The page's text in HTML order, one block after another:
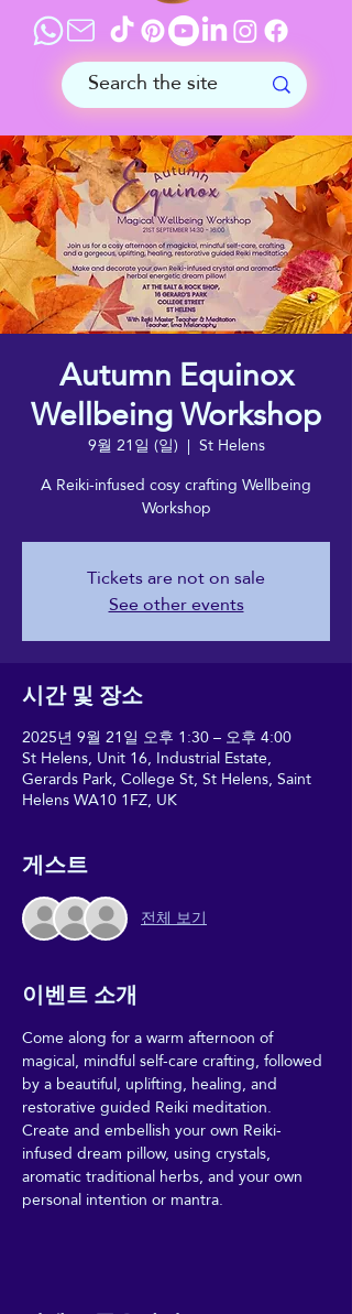
Autumn Equinox
Wellbeing Workshop
9월 21일 (일)
  |
St Helens
A Reiki-infused cosy crafting Wellbeing
Workshop
Tickets are not on sale
See other events
시간 및 장소
2025년 9월 21일 오후 1:30 – 오후 4:00
St Helens, Unit 16, Industrial Estate,
Gerards Park, College St, St Helens, Saint
Helens WA10 1FZ, UK
게스트
전체 보기
이벤트 소개
Come along for a warm afternoon of
magical, mindful self-care crafting, followed
by a beautiful, uplifting, healing, and
restorative guided Reiki meditation.
Create and embellish your own Reiki-
infused dream pillow, using crystals,
aromatic traditional herbs, and your own
personal intention or mantra.